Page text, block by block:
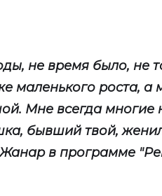
не время было, не
маленького роста,
Мне всегда
бывший твой,
в программе